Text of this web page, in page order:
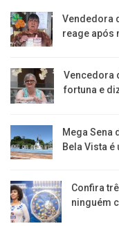
Vendedora
reage após
Vencedora
fortuna e
Mega Sena
Bela Vista
Confira
ninguém